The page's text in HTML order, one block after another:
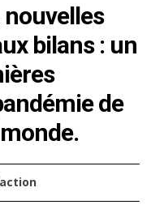
bilans : un
de